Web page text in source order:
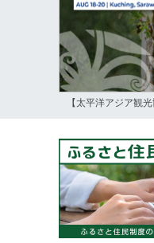
【太平洋アジア観